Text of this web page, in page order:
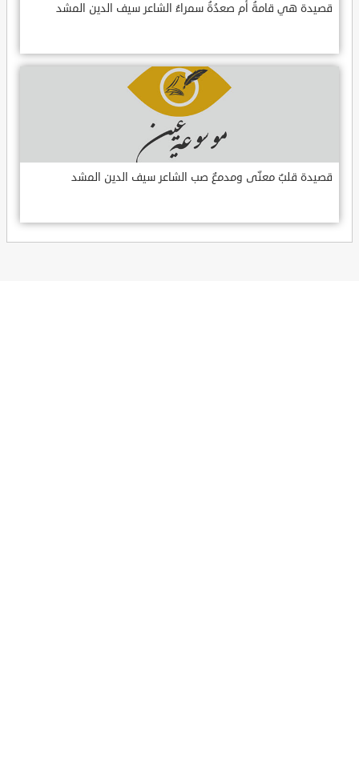
قصيدة هي قامةُ أم صعدُةُ سمراءُ الشاعر سيف الدين المشد
قصيدة قلبٌ معنّى ومدمعٌ صب الشاعر سيف الدين المشد